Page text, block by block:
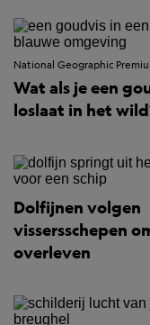
National Geographic
Wat als je een
loslaat in het
Dolfijnen volgen
vissersschepen
overleven